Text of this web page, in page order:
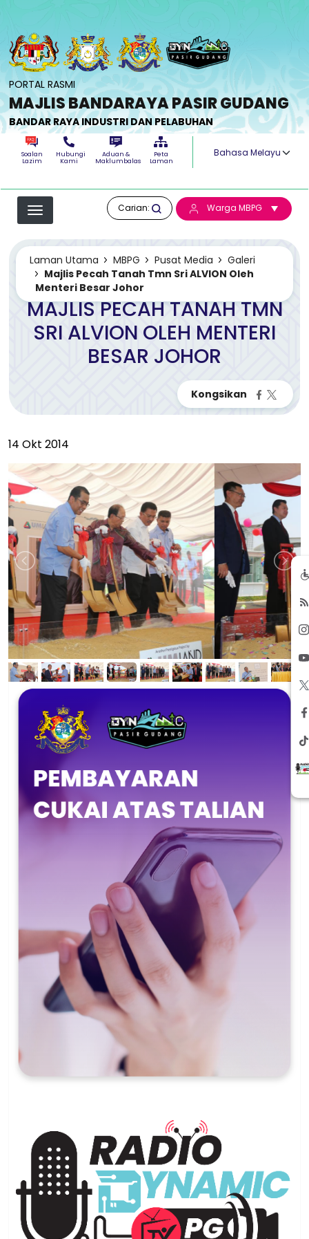
PORTAL RASMI
MAJLIS BANDARAYA PASIR GUDANG
BANDAR RAYA INDUSTRI DAN PELABUHAN
Soalan
Lazim
Hubungi
Kami
Aduan &
Maklumbalas
Peta
Laman
Select your
Carian: Warga MBPG
Laman Utama MBPG Pusat Media
Galeri
Majlis Pecah Tanah Tmn Sri ALVION Oleh
Menteri Besar Johor
MAJLIS PECAH TANAH TMN
SRI ALVION OLEH MENTERI
BESAR JOHOR
14 Okt 2014